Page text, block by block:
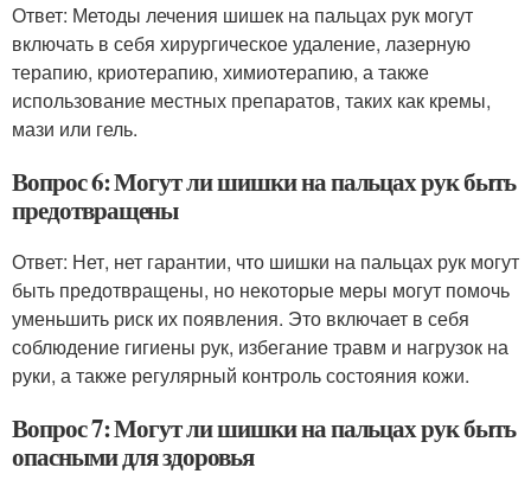
Ответ: Методы лечения шишек на пальцах рук могут
включать в себя хирургическое удаление, лазерную
терапию, криотерапию, химиотерапию, а также
использование местных препаратов, таких как кремы,
мази или гель.
Вопрос 6: Могут ли шишки на пальцах рук быть
предотвращены
Ответ: Нет, нет гарантии, что шишки на пальцах рук могут
быть предотвращены, но некоторые меры могут помочь
уменьшить риск их появления. Это включает в себя
соблюдение гигиены рук, избегание травм и нагрузок на
руки, а также регулярный контроль состояния кожи.
Вопрос 7: Могут ли шишки на пальцах рук быть
опасными для здоровья